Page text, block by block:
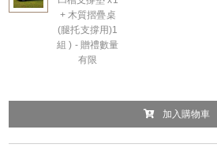
+ 木質摺疊桌
(腿托支撐用)1
組 ) - 贈禮數量
有限
加入購物車